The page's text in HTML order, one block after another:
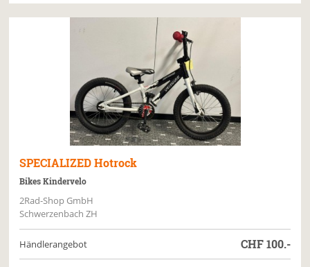
SPECIALIZED Hotrock
Bikes Kindervelo
2Rad-Shop GmbH
Schwerzenbach ZH
Händlerangebot CHF100.-